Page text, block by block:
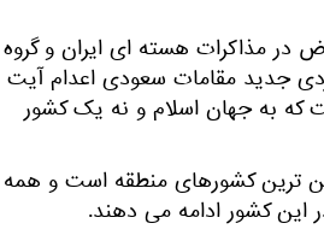
در مذاکرات هسته ای ایران و گروه
جدید مقامات سعودی اعدام آیت
که به جهان اسلام و نه یک کشور
ترین کشورهای منطقه است و همه
این کشور ادامه می دهند.